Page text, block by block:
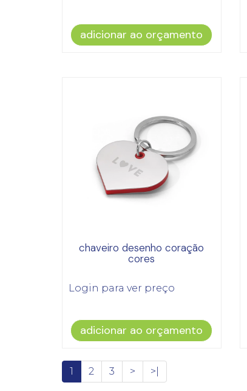
adicionar ao orçamento
chaveiro desenho coração
cores
Login para ver preço
adicionar ao orçamento
1 2 3 > >|